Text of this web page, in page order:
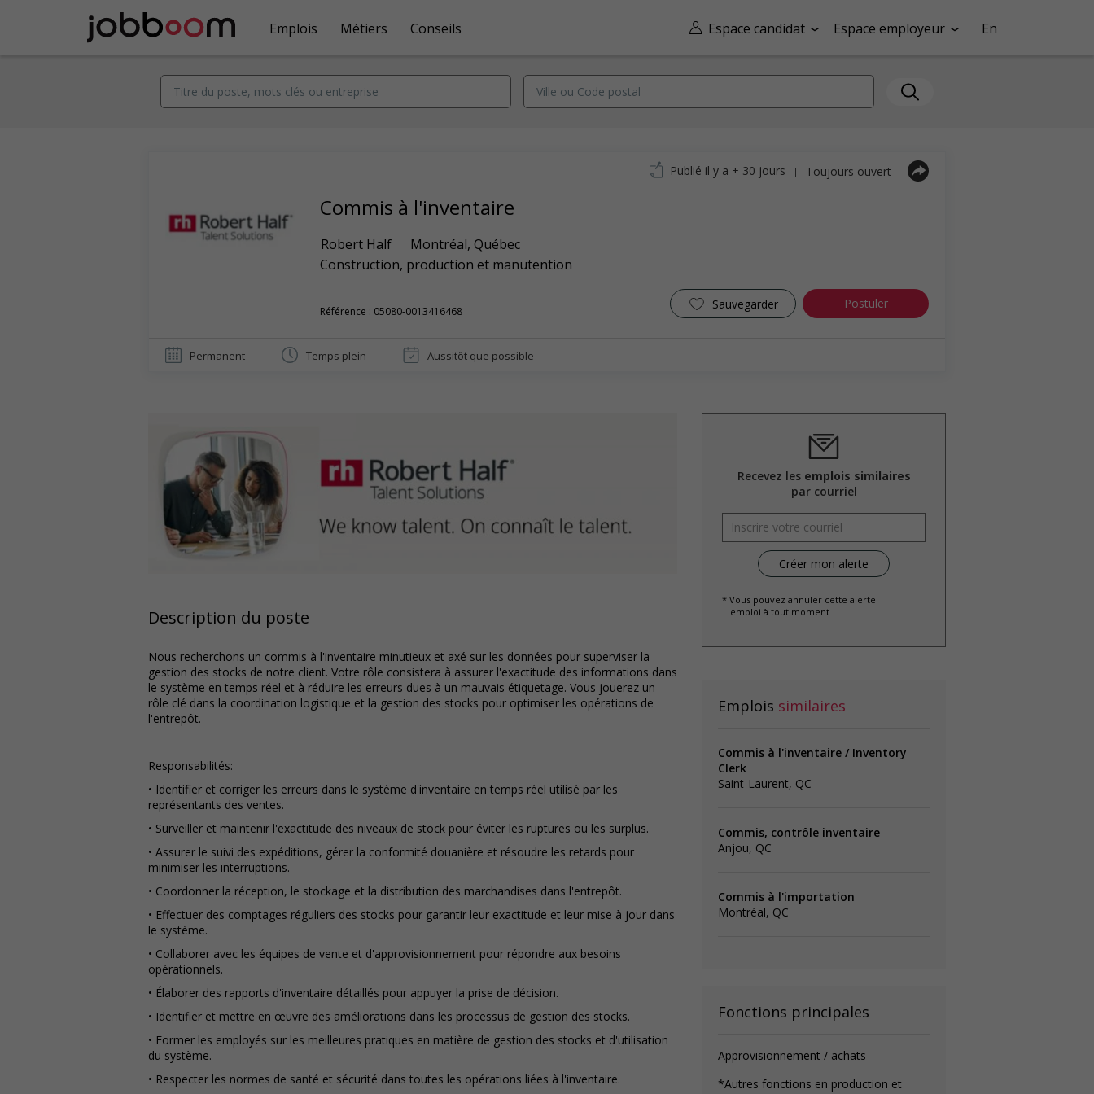
Espace candidat Espace employeur En
Emplois Métiers Conseils
Commis à l'inventaire
Robert Half Montréal, Québec
Construction, production et manutention
Référence : 05080-0013416468 Sauvegarder Postuler
Publié il y a + 30 jours | Toujours ouvert
Permanent Temps plein Aussitôt que possible
Description du poste
Nous recherchons un commis à l'inventaire minutieux et axé sur les données pour superviser la
gestion des stocks de notre client. Votre rôle consistera à assurer l'exactitude des informations dans
le système en temps réel et à réduire les erreurs dues à un mauvais étiquetage. Vous jouerez un
rôle clé dans la coordination logistique et la gestion des stocks pour optimiser les opérations de
l'entrepôt.
Responsabilités:
• Identifier et corriger les erreurs dans le système d'inventaire en temps réel utilisé par les
représentants des ventes.
• Surveiller et maintenir l'exactitude des niveaux de stock pour éviter les ruptures ou les surplus.
• Assurer le suivi des expéditions, gérer la conformité douanière et résoudre les retards pour
minimiser les interruptions.
• Coordonner la réception, le stockage et la distribution des marchandises dans l'entrepôt.
• Effectuer des comptages réguliers des stocks pour garantir leur exactitude et leur mise à jour dans
le système.
• Collaborer avec les équipes de vente et d'approvisionnement pour répondre aux besoins
opérationnels.
• Élaborer des rapports d'inventaire détaillés pour appuyer la prise de décision.
• Identifier et mettre en œuvre des améliorations dans les processus de gestion des stocks.
• Former les employés sur les meilleures pratiques en matière de gestion des stocks et d'utilisation
du système.
• Respecter les normes de santé et sécurité dans toutes les opérations liées à l'inventaire.
Recevez les emplois similaires
par courriel
* Vous pouvez annuler cette alerte
emploi à tout moment
Emplois similaires
Commis à l'inventaire / Inventory
Clerk
Saint-Laurent, QC
Commis, contrôle inventaire
Anjou, QC
Commis à l'importation
Montréal, QC
Fonctions principales
Approvisionnement / achats
*Autres fonctions en production et